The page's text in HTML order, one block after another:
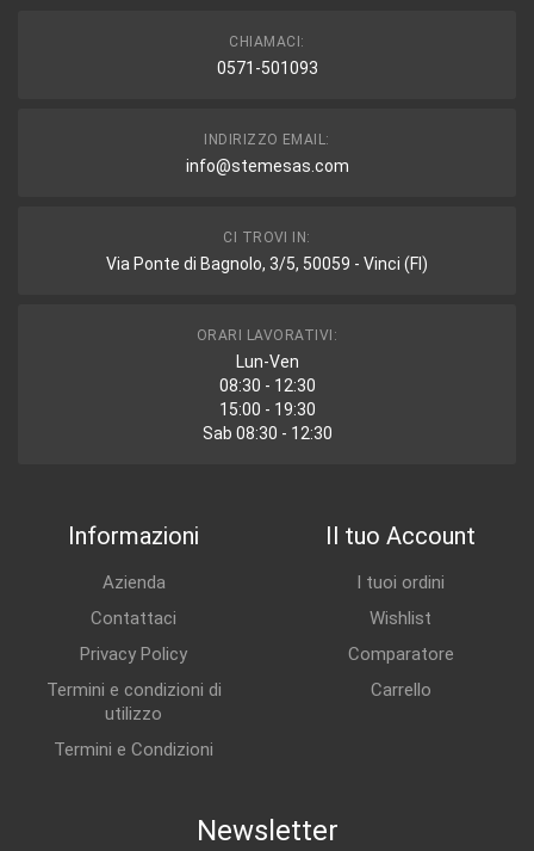
CHIAMACI:
0571-501093
INDIRIZZO EMAIL:
info@stemesas.com
CI TROVI IN:
Via Ponte di Bagnolo, 3/5, 50059 - Vinci (FI)
ORARI LAVORATIVI:
Lun-Ven
08:30 - 12:30
15:00 - 19:30
Sab 08:30 - 12:30
Informazioni
Azienda
Contattaci
Privacy Policy
Termini e condizioni di
utilizzo
Termini e Condizioni
Il tuo Account
I tuoi ordini
Wishlist
Comparatore
Carrello
Newsletter